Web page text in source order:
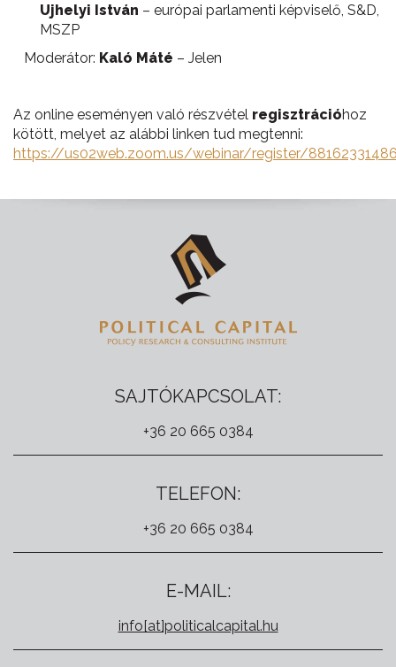
Ujhelyi István – európai parlamenti képviselő, S&D,
MSZP
Moderátor: Kaló Máté – Jelen
Az online eseményen való részvétel regisztrációhoz
kötött, melyet az alábbi linken tud megtenni:
https://us02web.zoom.us/webinar/register/
SAJTÓKAPCSOLAT:
+36 20 665 0384
TELEFON:
+36 20 665 0384
E-MAIL:
info[at]politicalcapital.hu